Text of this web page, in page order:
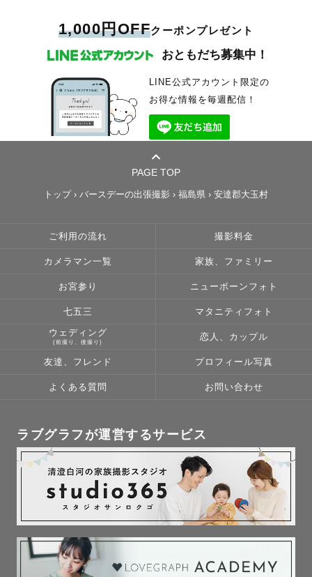
1,000円OFFクーポンプレゼント
おともだち募集中！
LINE公式アカウント限定の
お得な情報を毎週配信！
PAGE TOP
トップ› バースデーの出張撮影 › 福島県 › 安達郡大玉村
ご利用の流れ 撮影料金
カメラマン一覧 家族、ファミリー
お宮参り ニューボーンフォト
七五三 マタニティフォト
ウェディング
(前撮り、後撮り)
恋人、カップル
友達、フレンド プロフィール写真
よくある質問 お問い合わせ
ラブグラフが運営するサービス